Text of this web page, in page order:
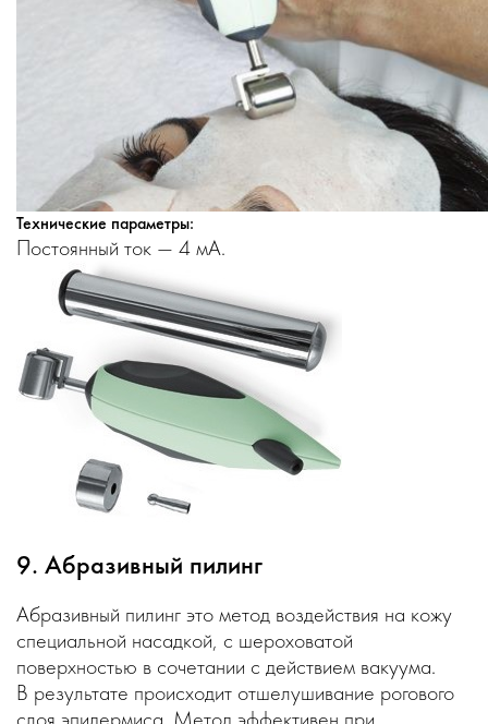
Технические параметры:
Постоянный ток — 4 мА.
9. Абразивный пилинг
Абразивный пилинг это метод воздействия на кожу
специальной насадкой, с шероховатой
поверхностью в сочетании с действием вакуума.
В результате происходит отшелушивание рогового